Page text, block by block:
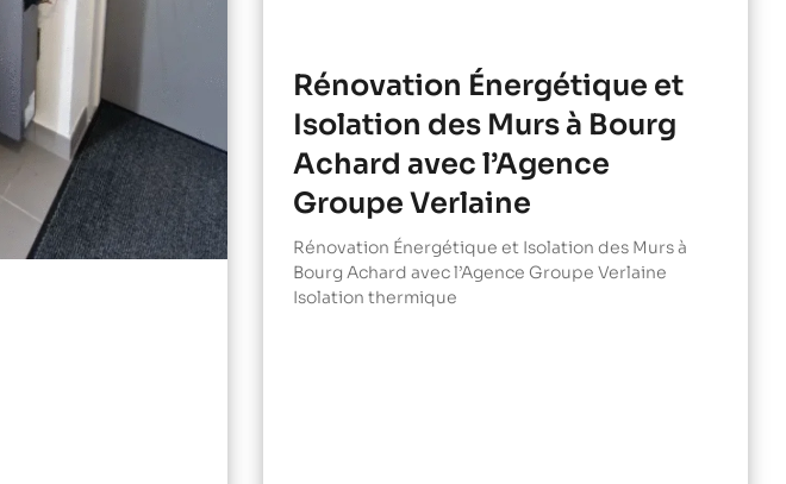
Rénovation Énergétique et
Isolation des Murs à Bourg
Achard avec l’Agence
Groupe Verlaine
Rénovation Énergétique et Isolation des Murs à
Bourg Achard avec l’Agence Groupe Verlaine
Isolation thermique